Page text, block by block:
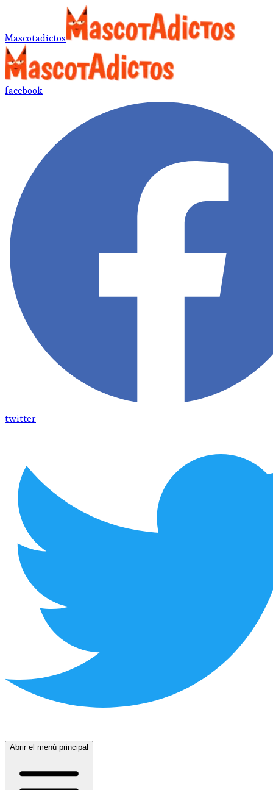
Mascotadictos
facebook
twitter
Abrir el menú principal